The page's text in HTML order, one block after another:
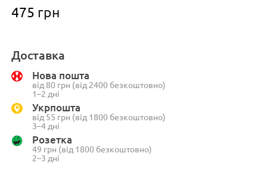
475 грн
Доставка
Нова пошта
від 80 грн (від 2400 безкоштовно)
1–2 дні
Укрпошта
від 55 грн (від 1800 безкоштовно)
3–4 дні
Розетка
49 грн (від 1800 безкоштовно)
2–3 дні